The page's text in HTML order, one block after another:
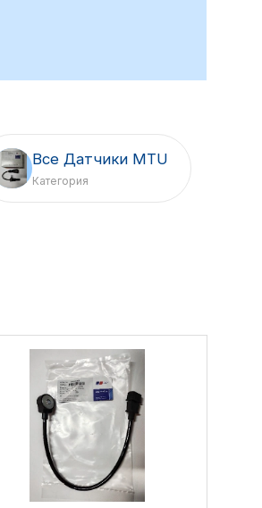
Все Датчики MTU
Категория